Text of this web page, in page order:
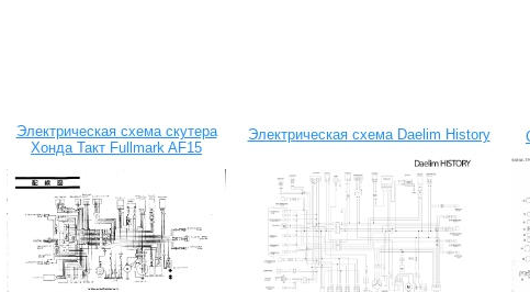
Электрическая схема скутера
Хонда Такт Fullmark AF15
Электрическая схема Daelim History